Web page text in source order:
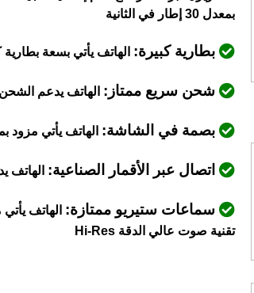
بمعدل 30 إطار في الثانية
بطارية كبيرة: الهاتف يأتي بسعة بطارية كبيرة (5100
شحن سريع ممتاز: الهاتف يدعم الشحن
بصمة في الشاشة: الهاتف يأتي
اتصال عبر الأقمار الصناعية: الهاتف
سماعات ستيريو ممتازة:
تقنية صوت عالي الدقة Hi-Res